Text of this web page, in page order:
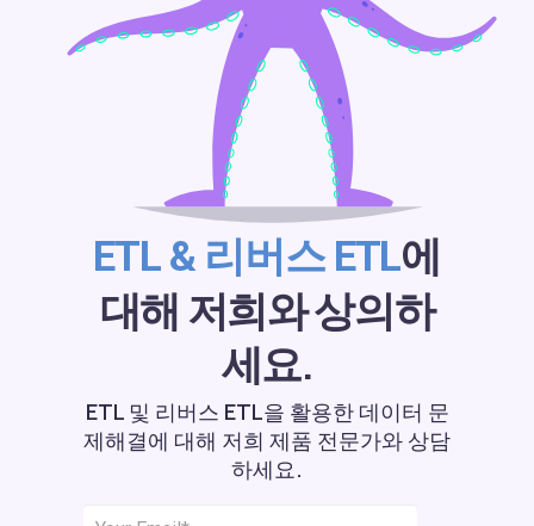
ETL & 리버스 ETL에
대해 저희와 상의하
세요.
ETL 및 리버스 ETL을 활용한 데이터 문
제해결에 대해 저희 제품 전문가와 상담
하세요.